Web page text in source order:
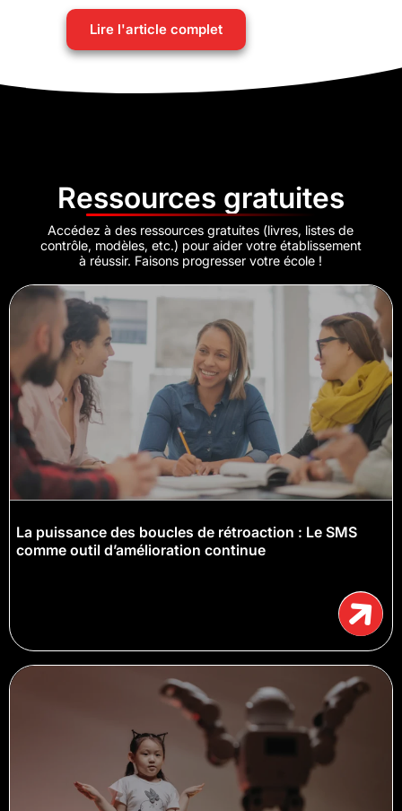
Lire l'article complet
Ressources gratuites
Accédez à des ressources gratuites (livres, listes de
contrôle, modèles, etc.) pour aider votre établissement
à réussir. Faisons progresser votre école !
La puissance des boucles de rétroaction : Le SMS
comme outil d’amélioration continue